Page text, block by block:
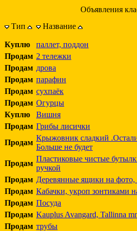
Объявления
Тип
Название
Куплю
паллет, поддон
Продам 2 тележки
Продам дрова
Продам парафин
Продам сухпаёк
Продам Огурцы
Куплю
Вишня
Продам Грибы лисички
Продам
Крыжовник сладкий
Больше не будет
Продам
Пластиковые чистые
ручкой
Продам Деревянные ящики на фото,
Продам Кабачки, укроп зонтиками
Продам Посуда
Продам Kauplus Avangard, Tallinna
Продам трубы